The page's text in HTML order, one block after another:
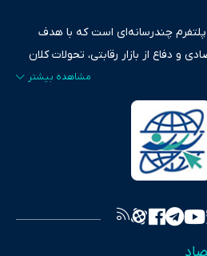
پلتفرم چندرسانه‌ای است که با هدف
و دفاع از بازار رقابتی، تحولات کلان
پادکست، متن و گزارش‌های تحلیلی
منبعی دقیق و قابل اعتماد، فراتر از
و کارکردهای بازارهای مالی،
نوظهور می‌پردازد. اکوایران با پایبندی
بستری برای انعکاس آراء متنوع
ارائه دهد. ما در اکوایران با